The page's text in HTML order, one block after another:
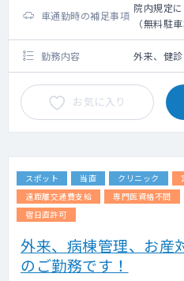
車通勤時の補足事項
院内規定
（無料駐
勤務内容 外来、健
お気に入り
スポット 当直 クリニック
遠距離交通費支給
専門医資格不問
宿日直許可
外来、病棟管理、お産
のご勤務です！